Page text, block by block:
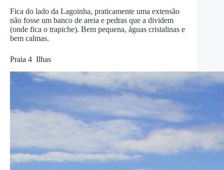
Fica do lado da Lagoinha, praticamente uma extensão
não fosse um banco de areia e pedras que a dividem
(onde fica o trapiche). Bem pequena, águas cristalinas e
bem calmas.
Praia 4 Ilhas